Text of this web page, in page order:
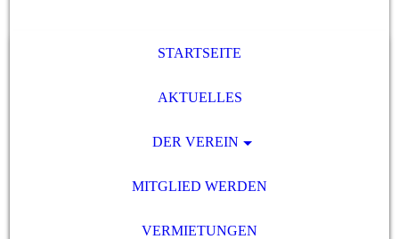
STARTSEITE
AKTUELLES
DER VEREIN
MITGLIED WERDEN
VERMIETUNGEN